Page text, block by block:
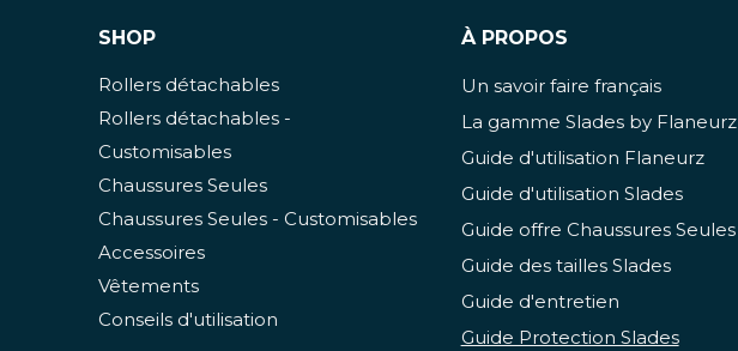
SHOP
Rollers détachables
Rollers détachables -
Customisables
Chaussures Seules
Chaussures Seules - Customisables
Accessoires
Vêtements
Conseils d'utilisation
À PROPOS
Un savoir faire français
La gamme Slades by Flaneurz
Guide d'utilisation Flaneurz
Guide d'utilisation Slades
Guide offre Chaussures Seules
Guide des tailles Slades
Guide d'entretien
Guide Protection Slades